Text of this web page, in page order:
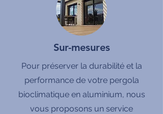
Sur-mesures
Pour préserver la durabilité et la
performance de votre pergola
bioclimatique en aluminium, nous
vous proposons un service